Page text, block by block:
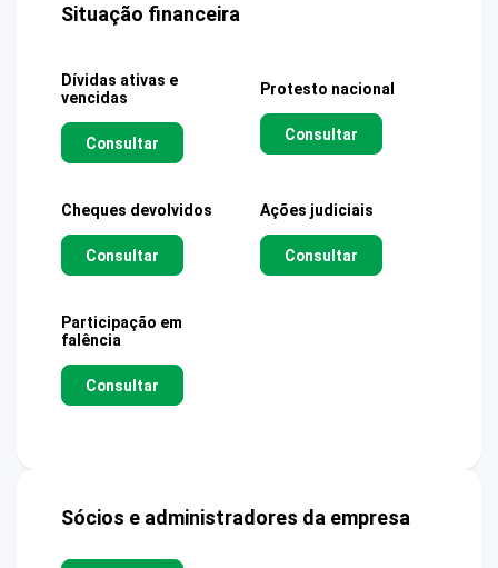
Situação financeira
Dívidas ativas e
vencidas
Consultar
Protesto nacional
Consultar
Cheques devolvidos
Consultar
Ações judiciais
Consultar
Participação em
falência
Consultar
Sócios e administradores da empresa